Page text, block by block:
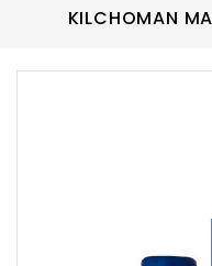
KILCHOMAN